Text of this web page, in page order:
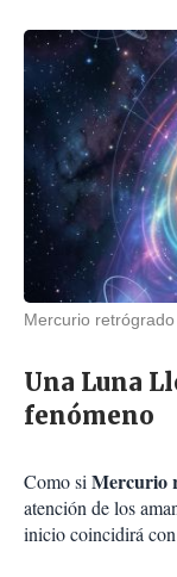
Mercurio
Una Luna
fenómeno
Como siMercurio
atención de los
inicio coincidirá